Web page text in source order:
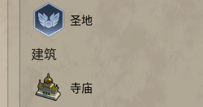
圣地
建筑
寺庙